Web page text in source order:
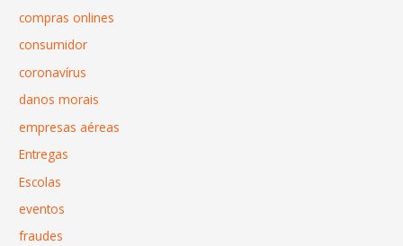
compras onlines
consumidor
coronavírus
danos morais
empresas aéreas
Entregas
Escolas
eventos
fraudes